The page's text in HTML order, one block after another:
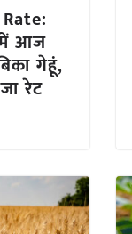
में आज
गेहूं,
रेट